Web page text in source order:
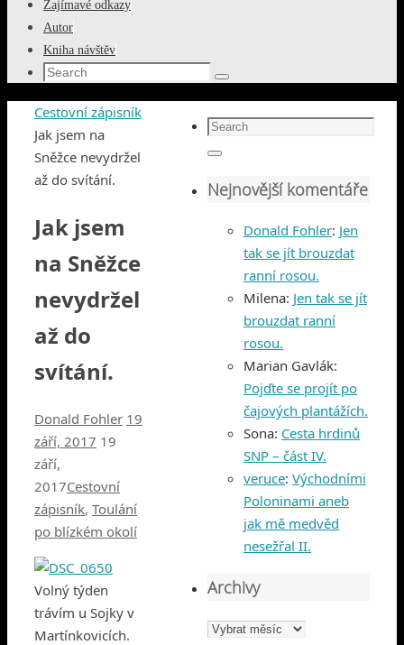
Zajímavé odkazy
Autor
Kniha návštěv
Search
Search
Home
Cestovní zápisník
Jak jsem na
Sněžce nevydržel
až do svítání.
Jak jsem
na Sněžce
nevydržel
až do
svítání.
Donald Fohler 19
září, 2017 19
září,
2017Cestovní
zápisník, Toulání
po blízkém okolí
Volný týden
trávím u Sojky v
Martínkovicích.
Search
for:
Search
Nejnovější komentáře
Donald Fohler: Jen
tak se jít brouzdat
ranní rosou.
Milena: Jen tak se jít
brouzdat ranní
rosou.
Marian Gavlák:
Pojďte se projít po
čajových plantážích.
Sona: Cesta hrdinů
SNP – část IV.
veruce: Východními
Poloninami aneb
jak mě medvěd
nesežřal II.
Archivy
Archivy